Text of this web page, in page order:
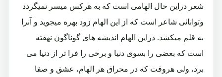
شعر دراین حال الهامی است که به هرکس میسر نمیگردد
وتوانائی شاعر است که از این الهام زود بهره میجوید و آنرا
به قلم میکشد. دراین الهام اندیشه های گوناگون نهفته
است که بعضی را بسوی دنیا و برخی را فرا تر از دنیا می
برد، ولی هروقت که در محراق هر الهام، عشق و صفا